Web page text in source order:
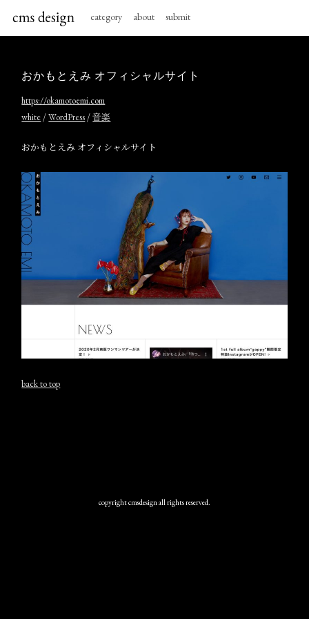
category about submit
おかもとえみ オフィシャルサイト
https://okamotoemi.com
white /WordPress /音楽
おかもとえみ オフィシャルサイト
back to top
copyright cmsdesign all rights reserved.